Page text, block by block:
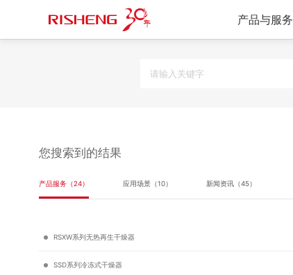
产品与服务
您搜索到的结果
产品服务（24） 应用场景（10） 新闻资讯（45）
RSXW系列无热再生干燥器
SSD系列冷冻式干燥器